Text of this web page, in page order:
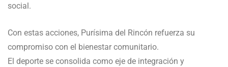
social.
Con estas acciones, Purísima del Rincón refuerza su
compromiso con el bienestar comunitario.
El deporte se consolida como eje de integración y